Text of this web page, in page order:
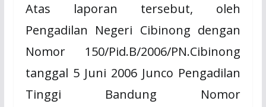
Atas laporan tersebut, oleh
Pengadilan Negeri Cibinong dengan
Nomor 150/Pid.B/2006/PN.Cibinong
tanggal 5 Juni 2006 Junco Pengadilan
Tinggi Bandung Nomor